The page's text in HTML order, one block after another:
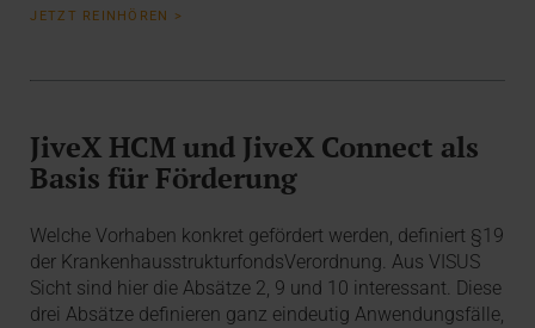
JETZT REINHÖREN >
JiveX HCM und JiveX Connect als
Basis für Förderung
Welche Vorhaben konkret gefördert werden, definiert §19
der KrankenhausstrukturfondsVerordnung. Aus VISUS
Sicht sind hier die Absätze 2, 9 und 10 interessant. Diese
drei Absätze definieren ganz eindeutig Anwendungsfälle,